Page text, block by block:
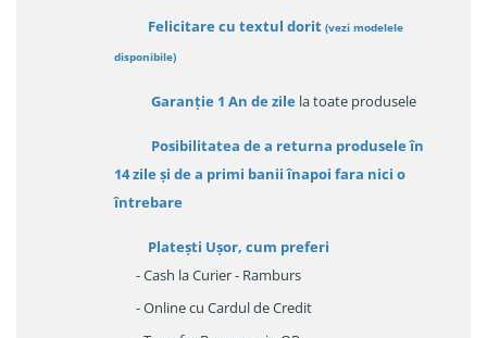
Felicitare cu textul dorit (vezi modelele
disponibile)
Garanție 1 An de zile la toate produsele
Posibilitatea de a returna produsele în
14 zileși de a primi banii înapoi fara nici o
întrebare
Platești Ușor, cum preferi
- Cash la Curier - Ramburs
- Online cu Cardul de Credit